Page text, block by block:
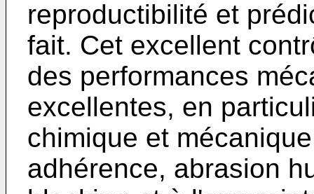
reproductibilité et
fait. Cet excellent
des performances
excellentes, en
chimique et
adhérence, abrasion